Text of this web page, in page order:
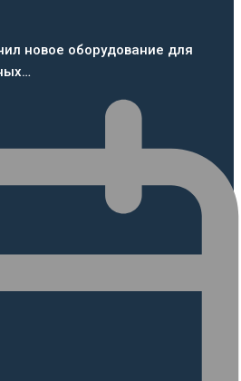
новое оборудование для